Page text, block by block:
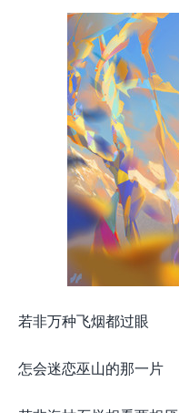
若非万种飞烟都过眼
怎会迷恋巫山的那一片